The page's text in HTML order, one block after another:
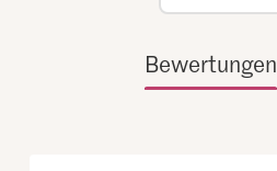
Bewertungen